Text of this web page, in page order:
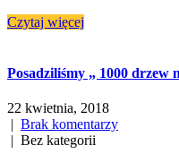
Czytaj więcej
Posadziliśmy „ 1000 drzew
22 kwietnia, 2018
| Brak komentarzy
| Bez kategorii